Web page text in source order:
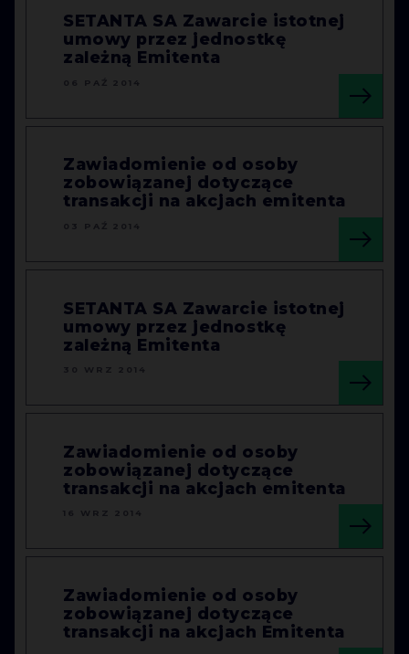
SETANTA SA Zawarcie istotnej
umowy przez jednostkę
zależną Emitenta
Zawiadomienie od osoby
zobowiązanej dotyczące
transakcji na akcjach emitenta
SETANTA SA Zawarcie istotnej
umowy przez jednostkę
zależną Emitenta
Zawiadomienie od osoby
zobowiązanej dotyczące
transakcji na akcjach emitenta
Zawiadomienie od osoby
zobowiązanej dotyczące
transakcji na akcjach Emitenta